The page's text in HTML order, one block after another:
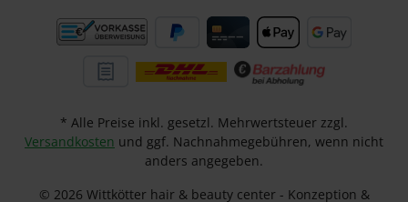
© 2026 Wittkötter hair & beauty center - Konzeption &
* Alle Preise inkl. gesetzl. Mehrwertsteuer zzgl.
Versandkosten und ggf. Nachnahmegebühren, wenn nicht
anders angegeben.